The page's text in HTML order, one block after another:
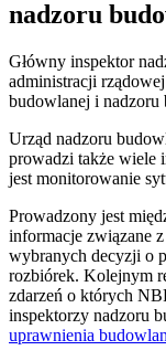
nadzoru
Główny inspektor
administracji
budowlanej i nadzoru
Urząd nadzoru
prowadzi także wiele
jest monitorowanie
Prowadzony jest
informacje związane
wybranych decyzji o
rozbiórek. Kolejnym
zdarzeń o których
inspektorzy nadzoru
uprawnienia